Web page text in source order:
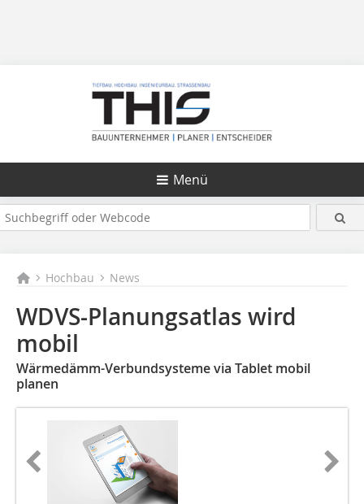
Menü
Hochbau News
WDVS-Planungsatlas wird
mobil
Wärmedämm-Verbundsysteme via Tablet mobil
planen